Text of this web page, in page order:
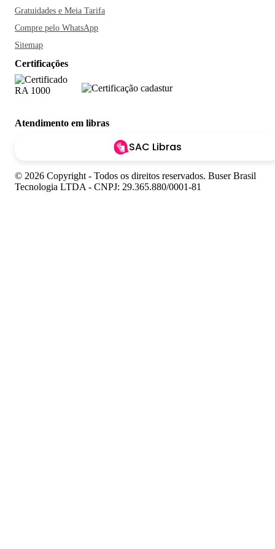
Gratuidades e Meia Tarifa
Compre pelo WhatsApp
Sitemap
Certificações
Atendimento em libras
SAC Libras
© 2026 Copyright - Todos os direitos reservados. Buser Brasil
Tecnologia LTDA - CNPJ: 29.365.880/0001-81